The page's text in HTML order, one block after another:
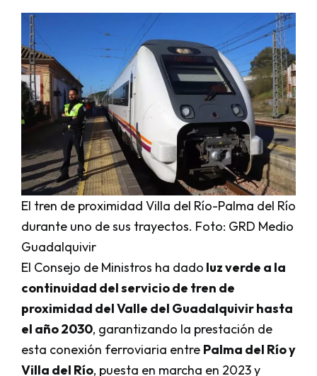
El tren de proximidad Villa del Río-Palma del Río
durante uno de sus trayectos. Foto: GRD Medio
Guadalquivir
El Consejo de Ministros ha dado luz verde a la
continuidad del servicio de tren de
proximidad del Valle del Guadalquivir hasta
el año 2030, garantizando la prestación de
esta conexión ferroviaria entre Palma del Río y
Villa del Río, puesta en marcha en 2023 y